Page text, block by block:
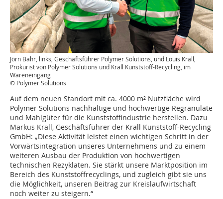
Jörn Bahr, links, Geschäftsführer Polymer Solutions, und Louis Krall,
Prokurist von Polymer Solutions und Krall Kunststoff-Recycling, im
Wareneingang
© Polymer Solutions
Auf dem neuen Standort mit ca. 4000 m² Nutzfläche wird
Polymer Solutions nachhaltige und hochwertige Regranulate
und Mahlgüter für die Kunststoffindus­trie herstellen. Dazu
Markus Krall, Geschäftsführer der Krall Kunststoff-Recycling
GmbH: „Diese Aktivität leistet einen wichtigen Schritt in der
Vorwärtsintegration unseres Unternehmens und zu einem
weiteren Ausbau der Produktion von hochwertigen
technischen Rezyklaten. Sie stärkt unsere Marktposition im
Bereich des Kunststoffrecyclings, und zugleich gibt sie uns
die Möglichkeit, unseren Beitrag zur Kreislaufwirtschaft
noch weiter zu steigern.“